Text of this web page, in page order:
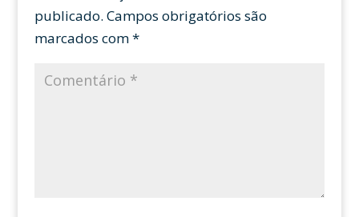
publicado. Campos obrigatórios são
marcados com*